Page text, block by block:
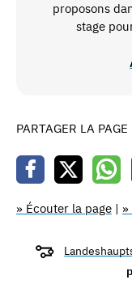
proposons
stage
PARTAGER LA PAGE
» Écouter la page |